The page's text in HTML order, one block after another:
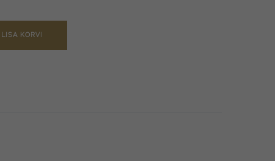
LISA KORVI